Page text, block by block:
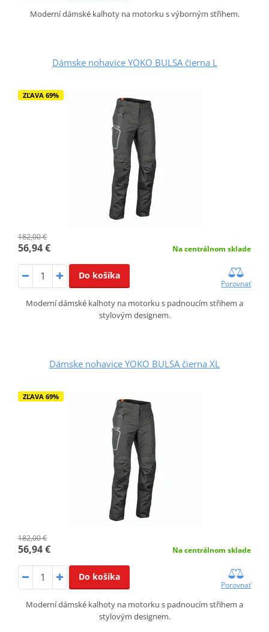
Moderní dámské kalhoty na motorku s výborným střihem.
Dámske nohavice YOKO BULSA čierna L
ZĽAVA 69%
182,00 €
56,94 € Na centrálnom sklade
Do košíka
Porovnať
Moderní dámské kalhoty na motorku s padnoucím střihem a
stylovým designem.
Dámske nohavice YOKO BULSA čierna XL
ZĽAVA 69%
182,00 €
56,94 € Na centrálnom sklade
Do košíka
Porovnať
Moderní dámské kalhoty na motorku s padnoucím střihem a
stylovým designem.